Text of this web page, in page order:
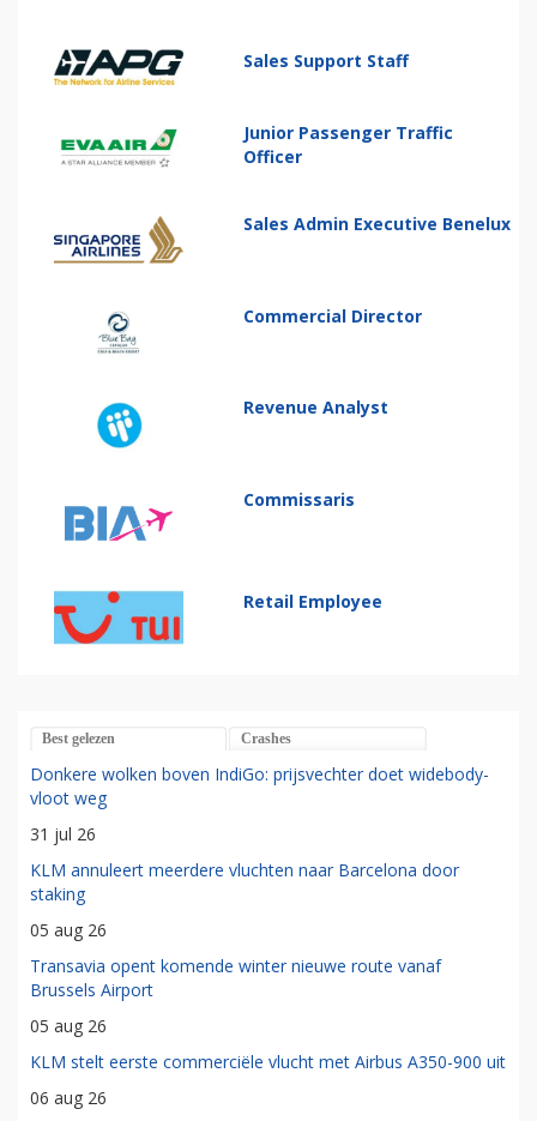
Sales Support Staff
Junior Passenger Traffic
Officer
Sales Admin Executive Benelux
Commercial Director
Revenue Analyst
Commissaris
Retail Employee
Best gelezen Crashes
Donkere wolken boven IndiGo: prijsvechter doet widebody-
vloot weg
31 jul 26
KLM annuleert meerdere vluchten naar Barcelona door
staking
05 aug 26
Transavia opent komende winter nieuwe route vanaf
Brussels Airport
05 aug 26
KLM stelt eerste commerciële vlucht met Airbus A350-900 uit
06 aug 26